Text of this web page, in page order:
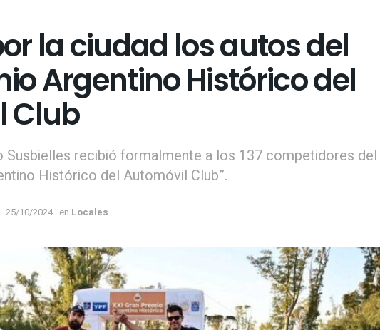
la ciudad los autos del
Argentino Histórico del
Club
Susbielles recibió formalmente a los 137 competidores del
Histórico del Automóvil Club”.
25/10/2024 en Locales